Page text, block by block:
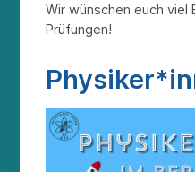
Wir wünschen euch viel
Prüfungen!